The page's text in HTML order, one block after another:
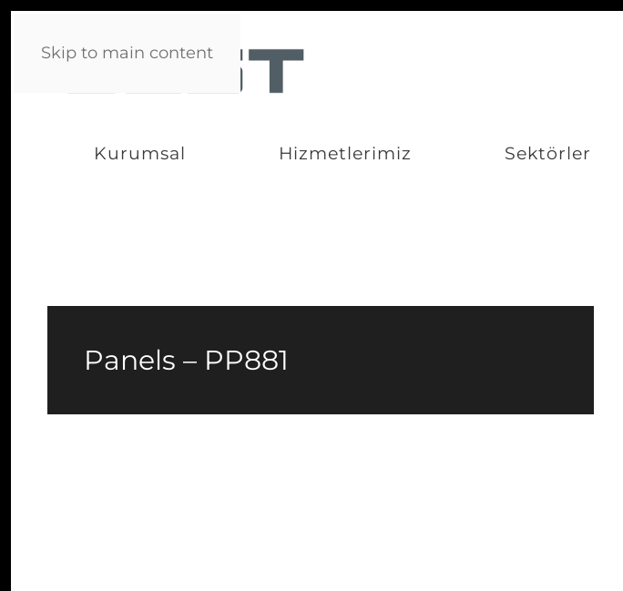
Skip to main content
Kurumsal Hizmetlerimiz Sektörler
Panels – PP881